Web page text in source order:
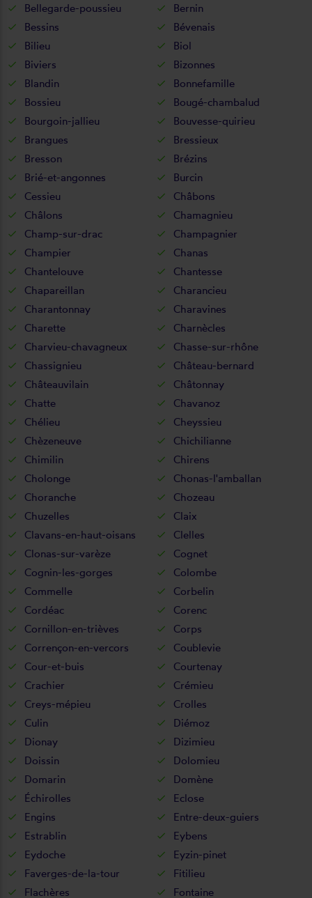
Bellegarde-poussieu
Bernin
Bessins
Bévenais
Bilieu
Biol
Biviers
Bizonnes
Blandin
Bonnefamille
Bossieu
Bougé-chambalud
Bourgoin-jallieu
Bouvesse-quirieu
Brangues
Bressieux
Bresson
Brézins
Brié-et-angonnes
Burcin
Cessieu
Châbons
Châlons
Chamagnieu
Champ-sur-drac
Champagnier
Champier
Chanas
Chantelouve
Chantesse
Chapareillan
Charancieu
Charantonnay
Charavines
Charette
Charnècles
Charvieu-chavagneux
Chasse-sur-rhône
Chassignieu
Château-bernard
Châteauvilain
Châtonnay
Chatte
Chavanoz
Chélieu
Cheyssieu
Chèzeneuve
Chichilianne
Chimilin
Chirens
Cholonge
Chonas-l'amballan
Choranche
Chozeau
Chuzelles
Claix
Clavans-en-haut-oisans
Clelles
Clonas-sur-varèze
Cognet
Cognin-les-gorges
Colombe
Commelle
Corbelin
Cordéac
Corenc
Cornillon-en-trièves
Corps
Corrençon-en-vercors
Coublevie
Cour-et-buis
Courtenay
Crachier
Crémieu
Creys-mépieu
Crolles
Culin
Diémoz
Dionay
Dizimieu
Doissin
Dolomieu
Domarin
Domène
Échirolles
Eclose
Engins
Entre-deux-guiers
Estrablin
Eybens
Eydoche
Eyzin-pinet
Faverges-de-la-tour
Fitilieu
Flachères
Fontaine